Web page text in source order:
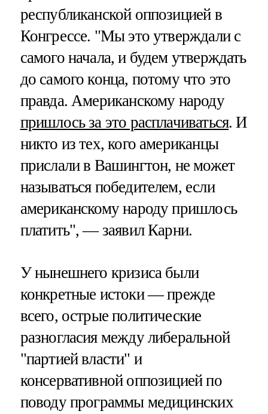
республиканской оппозицией в
Конгрессе. "Мы это утверждали с
самого начала, и будем утверждать
до самого конца, потому что это
правда. Американскому народу
пришлось за это расплачиваться. И
никто из тех, кого американцы
прислали в Вашингтон, не может
называться победителем, если
американскому народу пришлось
платить", — заявил Карни.
У нынешнего кризиса были
конкретные истоки — прежде
всего, острые политические
разногласия между либеральной
"партией власти" и
консервативной оппозицией по
поводу программы медицинских